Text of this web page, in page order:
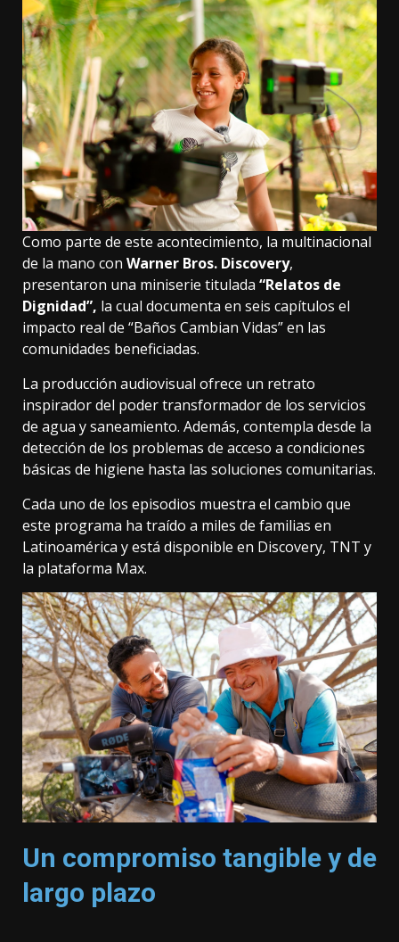
Como parte de este acontecimiento, la multinacional
de la mano con Warner Bros. Discovery,
presentaron una miniserie titulada “Relatos de
Dignidad”, la cual documenta en seis capítulos el
impacto real de “Baños Cambian Vidas” en las
comunidades beneficiadas.
La producción audiovisual ofrece un retrato
inspirador del poder transformador de los servicios
de agua y saneamiento. Además, contempla desde la
detección de los problemas de acceso a condiciones
básicas de higiene hasta las soluciones comunitarias.
Cada uno de los episodios muestra el cambio que
este programa ha traído a miles de familias en
Latinoamérica y está disponible en Discovery, TNT y
la plataforma Max.
Un compromiso tangible y de
largo plazo